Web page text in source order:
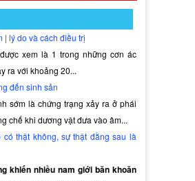
| lý do và cách điều trị
xem là 1 trong những cơn ác
ra với khoảng 20...
đến sinh sản
sớm là chứng trạng xảy ra ở phái
chế khi dương vật đưa vào âm...
có thật không, sự thật đằng sau là
khiến nhiều nam giới băn khoăn